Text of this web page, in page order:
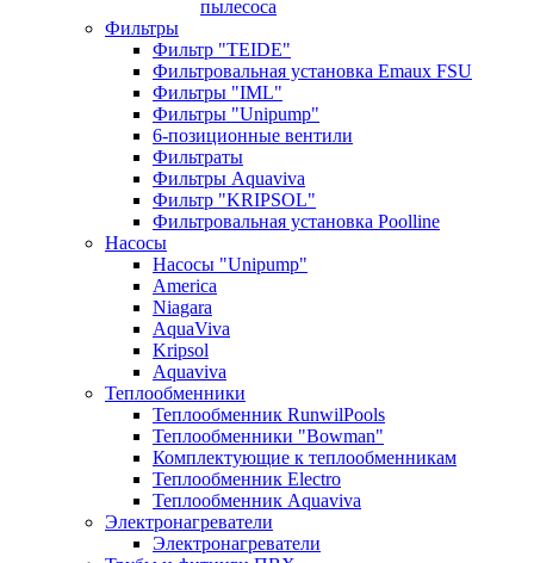
пылесоса
Фильтры
Фильтр "TEIDE"
Фильтровальная установка Emaux FSU
Фильтры "IML"
Фильтры "Unipump"
6-позиционные вентили
Фильтраты
Фильтры Aquaviva
Фильтр "KRIPSOL"
Фильтровальная установка Poolline
Насосы
Насосы "Unipump"
Ameriсa
Niagara
AquaViva
Kripsol
Aquaviva
Теплообменники
Теплообменник RunwilPools
Теплообменники "Bowman"
Комплектующие к теплообменникам
Теплообменник Electro
Теплообменник Aquaviva
Электронагреватели
Электронагреватели